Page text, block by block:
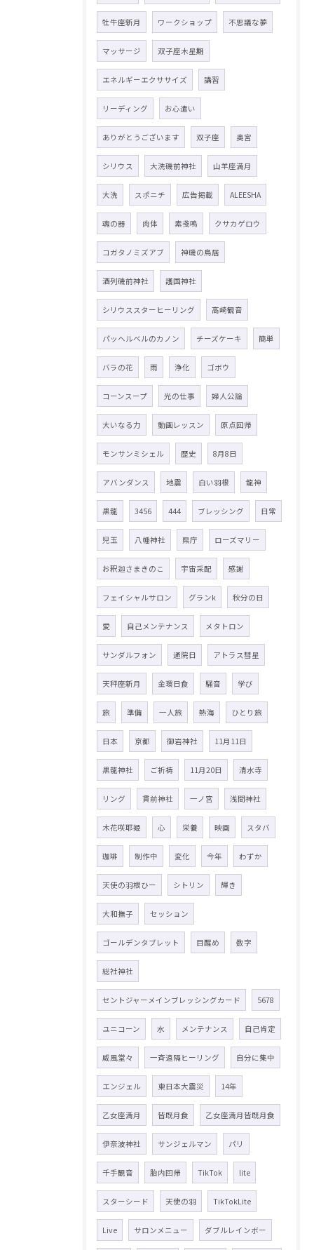
牡牛座新月 ワークショップ 不思議な夢
マッサージ 双子座木星期
エネルギーエクササイズ 講習
リーディング お心遣い
ありがとうございます 双子座 奥宮
シリウス 大洗磯前神社 山羊座満月
大洗 スポニチ 広告掲載 ALEESHA
魂の器 肉体 素戔嗚 クサカゲロウ
コガタノミズアブ 神磯の鳥居
酒列磯前神社 護国神社
シリウススターヒーリング 高崎観音
パッヘルベルのカノン チーズケーキ 簡単
バラの花 雨 浄化 ゴボウ
コーンスープ 光の仕事 婦人公論
大いなる力 動画レッスン 原点回帰
モンサンミシェル 歴史 8月8日
アバンダンス 地震 白い羽根 龍神
黒龍 3456 444 ブレッシング 日常
児玉 八幡神社 県庁 ローズマリー
お釈迦さまきのこ 宇宙采配 感謝
フェイシャルサロン グランk 秋分の日
愛 自己メンテナンス メタトロン
サンダルフォン 通院日 アトラス彗星
天秤座新月 金環日食 騒音 学び
旅 準備 一人旅 熱海 ひとり旅
日本 京都 御岩神社 11月11日
黒龍神社 ご祈祷 11月20日 清水寺
リング 貫前神社 一ノ宮 浅間神社
木花咲耶姫 心 栄養 映画 スタバ
珈琲 制作中 変化 今年 わずか
天使の羽根ひー シトリン 輝き
大和撫子 セッション
ゴールデンタブレット 目醒め 数字
総社神社
セントジャーメインブレッシングカード 5678
ユニコーン 水 メンテナンス 自己肯定
威風堂々 一斉遠隔ヒーリング 自分に集中
エンジェル 東日本大震災 14年
乙女座満月 皆既月食 乙女座満月皆既月食
伊奈波神社 サンジェルマン パリ
千手観音 胎内回帰 TikTok lite
スターシード 天使の羽 TikTokLite
Live サロンメニュー ダブルレインボー